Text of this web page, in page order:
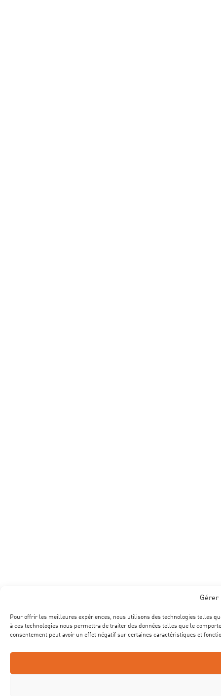
Gérer
Pour offrir les meilleures expériences, nous utilisons des technologies telles
à ces technologies nous permettra de traiter des données telles que le
consentement peut avoir un effet négatif sur certaines caractéristiques et